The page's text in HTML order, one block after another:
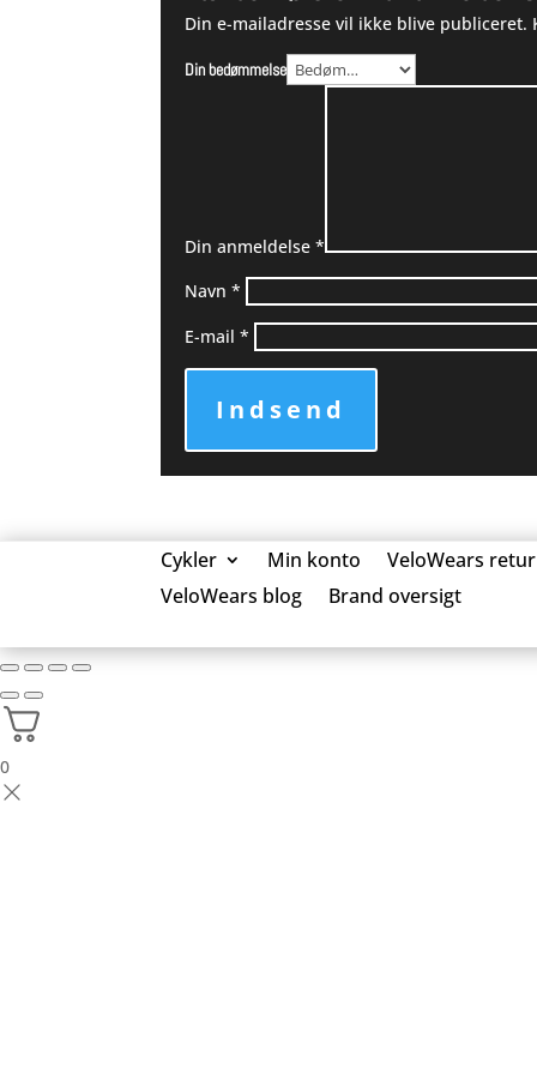
Din e-mailadresse vil ikke blive publiceret.
Din bedømmelse
Din anmeldelse*
Navn*
E-mail*
Indsend
Cykler Min konto
VeloWears
VeloWears blog
Brand oversigt
0